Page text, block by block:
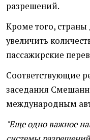
разрешений.
Кроме того, страны
увеличить
пассажирские
Соответствующие
заседания
международным
"Еще одно важное